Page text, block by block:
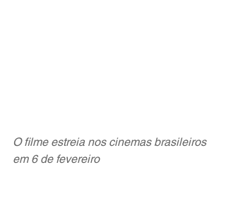
O filme estreia nos cinemas brasileiros
em 6 de fevereiro